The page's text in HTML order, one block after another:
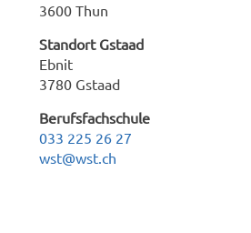
3600 Thun
Standort Gstaad
Ebnit
3780 Gstaad
Berufsfachschule
033 225 26 27
wst@wst.ch